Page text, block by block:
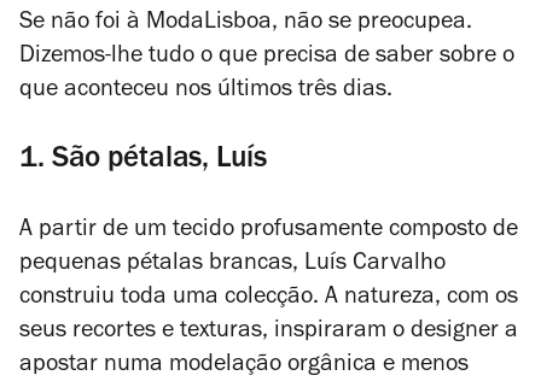
Se não foi à ModaLisboa, não se preocupea.
Dizemos-lhe tudo o que precisa de saber sobre o
que aconteceu nos últimos três dias.
1. São pétalas, Luís
A partir de um tecido profusamente composto de
pequenas pétalas brancas, Luís Carvalho
construiu toda uma colecção. A natureza, com os
seus recortes e texturas, inspiraram o designer a
apostar numa modelação orgânica e menos